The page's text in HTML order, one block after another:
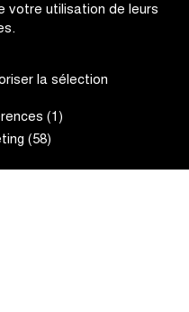
votre utilisation de leurs
la sélection
(1)
(58)